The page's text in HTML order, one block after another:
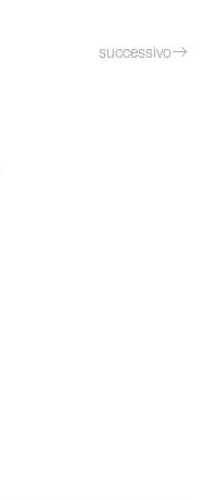
successivo